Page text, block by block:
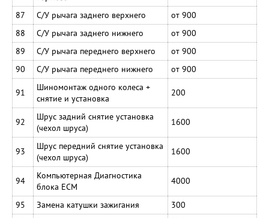
87 С/У рычага заднего верхнего
от 900
88
С/У рычага заднего нижнего
от 900
89
С/У рычага переднего верхнего
от 900
90
С/У рычага переднего нижнего от 900
91
Шиномонтаж одного колеса +
снятие и установка
200
92
Шрус задний снятие установка
(чехол шруса)
1600
93
Шрус передний снятие установка
(чехол шруса)
1600
94
Компьютерная Диагностика
блока ЕСМ
4000
95 Замена катушки зажигания
300